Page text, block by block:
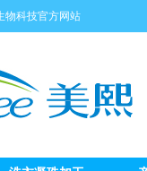
物科技官方网站